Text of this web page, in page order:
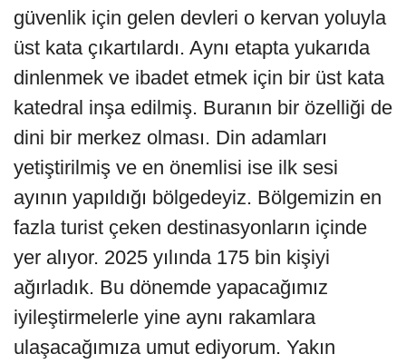
güvenlik için gelen devleri o kervan yoluyla
üst kata çıkartılardı. Aynı etapta yukarıda
dinlenmek ve ibadet etmek için bir üst kata
katedral inşa edilmiş. Buranın bir özelliği de
dini bir merkez olması. Din adamları
yetiştirilmiş ve en önemlisi ise ilk sesi
ayının yapıldığı bölgedeyiz. Bölgemizin en
fazla turist çeken destinasyonların içinde
yer alıyor. 2025 yılında 175 bin kişiyi
ağırladık. Bu dönemde yapacağımız
iyileştirmelerle yine aynı rakamlara
ulaşacağımıza umut ediyorum. Yakın